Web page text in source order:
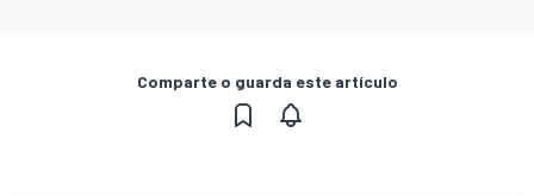
Comparte o guarda este artículo